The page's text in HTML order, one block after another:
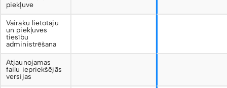
piekļuve
Vairāku lietotāju
un piekļuves
tiesību
administrēšana
Atjaunojamas
failu iepriekšējās
versijas